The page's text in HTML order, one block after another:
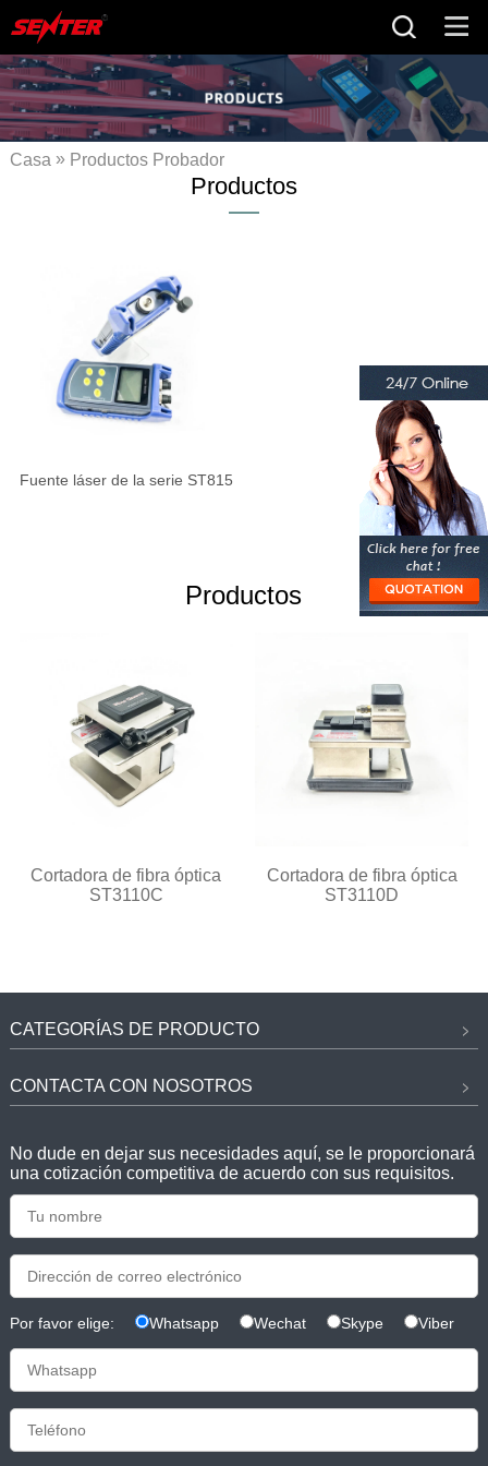
Casa » Productos Probador
» Fuente láserProductos
Fuente láser de la serie ST815
Productos
Cortadora de fibra óptica
ST3110C
Cortadora de fibra óptica
ST3110D
CATEGORÍAS DE PRODUCTO
CONTACTA CON NOSOTROS
No dude en dejar sus necesidades aquí, se le proporcionará
una cotización competitiva de acuerdo con sus requisitos.
Por favor elige: Whatsapp Wechat Skype Viber